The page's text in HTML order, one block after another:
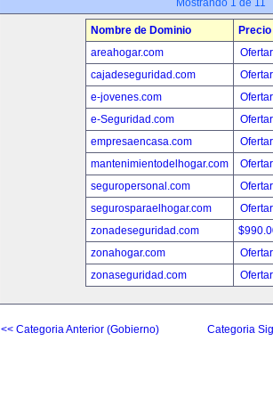
Mostrando 1 de 11
Nombre de Dominio
Precio
areahogar.com
cajadeseguridad.com
e-jovenes.com
e-Seguridad.com
empresaencasa.com
mantenimientodelhogar.com
seguropersonal.com
segurosparaelhogar.com
zonadeseguridad.com
zonahogar.com
zonaseguridad.com
<< Categoria Anterior (Gobierno) Categoria